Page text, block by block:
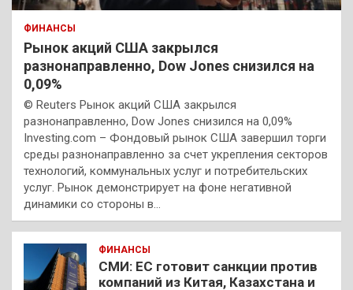
ФИНАНСЫ
Рынок акций США закрылся
разнонаправленно, Dow Jones снизился на
0,09%
© Reuters Рынок акций США закрылся
разнонаправленно, Dow Jones снизился на 0,09%
Investing.com – Фондовый рынок США завершил торги
среды разнонаправленно за счет укрепления секторов
технологий, коммунальных услуг и потребительских
услуг. Рынок демонстрирует на фоне негативной
динамики со стороны в…
ФИНАНСЫ
СМИ: ЕС готовит санкции против
компаний из Китая, Казахстана и